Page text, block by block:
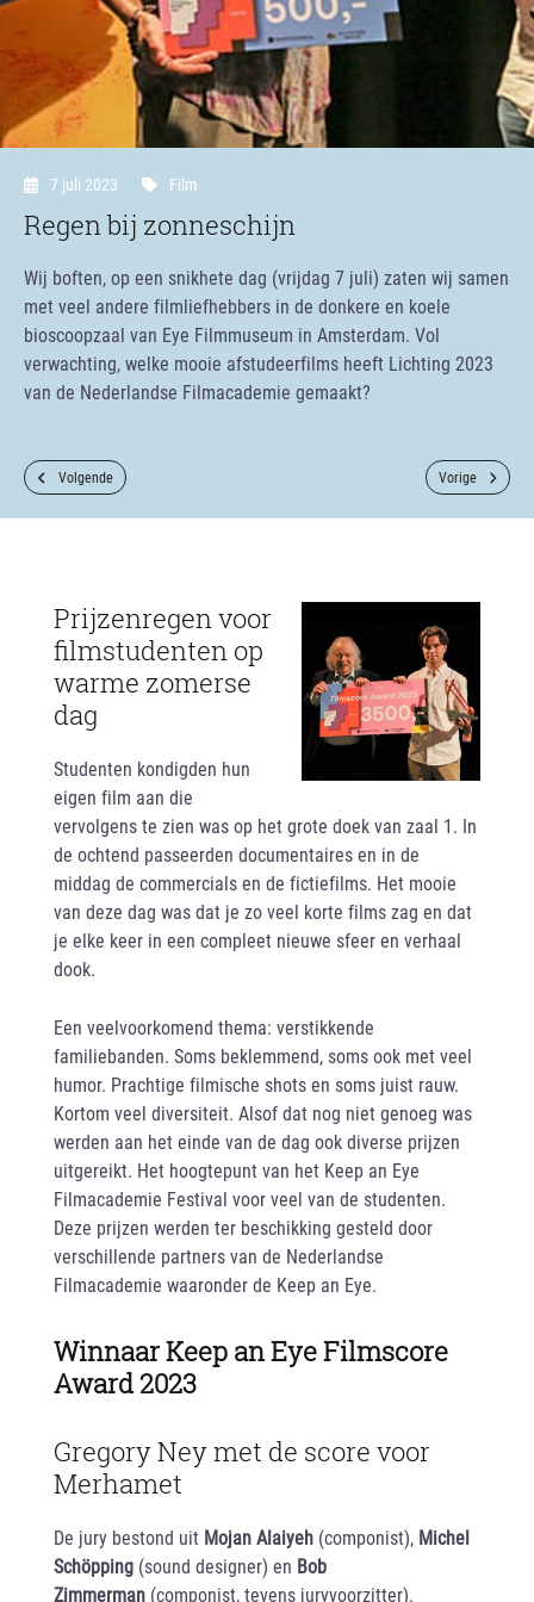
7 juli 2023 Film
Regen bij zonneschijn
Wij boften, op een snikhete dag (vrijdag 7 juli) zaten wij samen
met veel andere filmliefhebbers in de donkere en koele
bioscoopzaal van Eye Filmmuseum in Amsterdam. Vol
verwachting, welke mooie afstudeerfilms heeft Lichting 2023
van de Nederlandse Filmacademie gemaakt?
Volgende Vorige
Prijzenregen voor
filmstudenten op
warme zomerse
dag
Studenten kondigden hun
eigen film aan die
vervolgens te zien was op het grote doek van zaal 1. In
de ochtend passeerden documentaires en in de
middag de commercials en de fictiefilms. Het mooie
van deze dag was dat je zo veel korte films zag en dat
je elke keer in een compleet nieuwe sfeer en verhaal
dook.
Een veelvoorkomend thema: verstikkende
familiebanden. Soms beklemmend, soms ook met veel
humor. Prachtige filmische shots en soms juist rauw.
Kortom veel diversiteit. Alsof dat nog niet genoeg was
werden aan het einde van de dag ook diverse prijzen
uitgereikt. Het hoogtepunt van het Keep an Eye
Filmacademie Festival voor veel van de studenten.
Deze prijzen werden ter beschikking gesteld door
verschillende partners van de Nederlandse
Filmacademie waaronder de Keep an Eye.
Winnaar Keep an Eye Filmscore
Award 2023
Gregory Ney met de score voor
Merhamet
De jury bestond uit Mojan Alaiyeh (componist), Michel
Schöpping (sound designer) en Bob
Zimmerman (componist, tevens juryvoorzitter).